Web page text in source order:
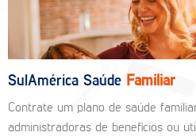
SulAmérica Saúde Familiar
Contrate um plano de saúde
administradoras de benefícios ou